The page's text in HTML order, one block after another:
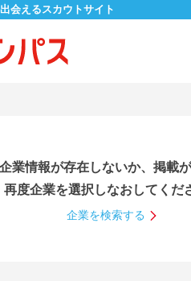
会えるスカウトサイト
業情報が存在しないか、掲載
再度企業を選択しなおしてくだ
企業を検索する